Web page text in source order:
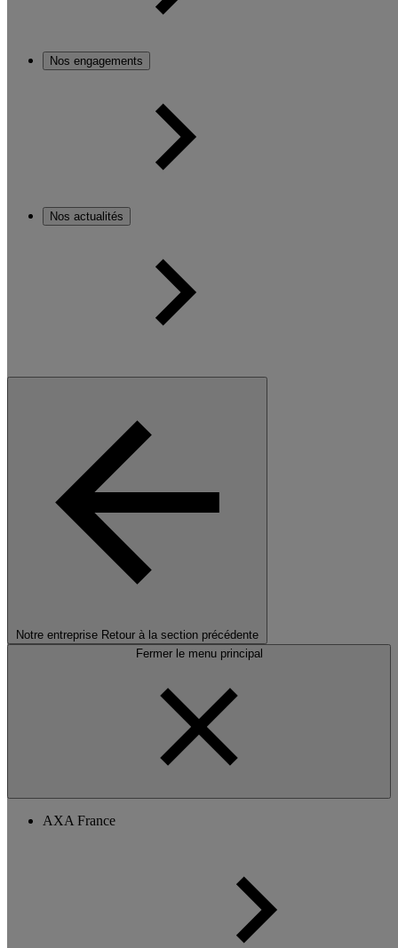
Nos engagements
Nos actualités
Notre entreprise Retour à la section précédente
Fermer le menu principal
AXA France